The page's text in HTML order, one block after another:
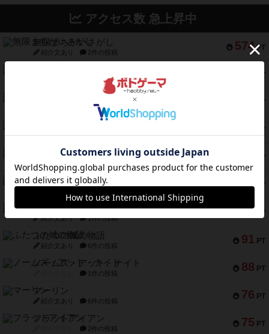
アクセス数 急上昇中
574 PT
無限まちがいさがし
紹介文あり 2件の投稿
PT
2件の投稿
PT
アンダー・ザ・テーブラー
1件の投稿
PT
紹介文あり 8件の投稿
PT
セミファイナル ～お前はまだ生きている～
紹介文あり 1件の投稿
97 PT
ワン・トゥ・ファイブ
91 PT
南北戦争
紹介文あり 1件の投稿
91 PT
ふたつの城の物語
紹介文あり 6件の投稿
88 PT
ノームズ・アット・ナイト
1件の投稿
76 PT
マーリン
紹介文あり 6件の投稿
75 PT
フラットアイアン
2件の投稿